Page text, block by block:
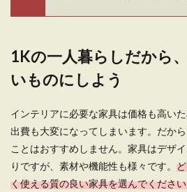
一人暮らしはお
これから一人暮ら
ゃれで素敵な部屋
いる...
1Kの一人暮らしだから
いものにしよう
インテリアに必要な家具は価格も高い
出費も大変になってしまいます。だか
ことはおすすめしません。家具はデザ
りですが、素材や機能性も様々です。
く使える質の良い家具を選んでくださ